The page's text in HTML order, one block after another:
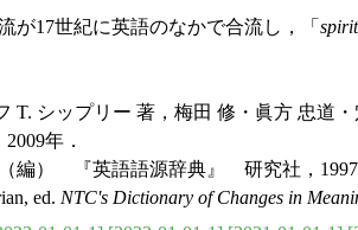
が17世紀に英語のなかで合流し，「
T. シップリー 著，梅田 修・眞方 忠道
年．
編） 『英語語源辞典』 研究社，
ed. NTC's Dictionary of Changes in